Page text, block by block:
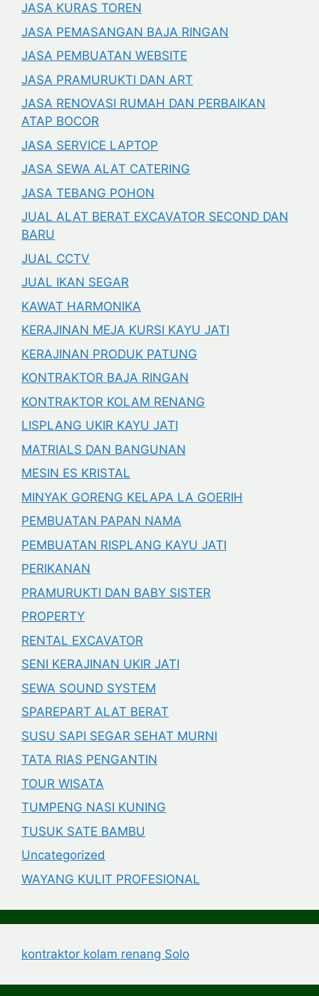
JASA KURAS TOREN
JASA PEMASANGAN BAJA RINGAN
JASA PEMBUATAN WEBSITE
JASA PRAMURUKTI DAN ART
JASA RENOVASI RUMAH DAN PERBAIKAN
ATAP BOCOR
JASA SERVICE LAPTOP
JASA SEWA ALAT CATERING
JASA TEBANG POHON
JUAL ALAT BERAT EXCAVATOR SECOND DAN
BARU
JUAL CCTV
JUAL IKAN SEGAR
KAWAT HARMONIKA
KERAJINAN MEJA KURSI KAYU JATI
KERAJINAN PRODUK PATUNG
KONTRAKTOR BAJA RINGAN
KONTRAKTOR KOLAM RENANG
LISPLANG UKIR KAYU JATI
MATRIALS DAN BANGUNAN
MESIN ES KRISTAL
MINYAK GORENG KELAPA LA GOERIH
PEMBUATAN PAPAN NAMA
PEMBUATAN RISPLANG KAYU JATI
PERIKANAN
PRAMURUKTI DAN BABY SISTER
PROPERTY
RENTAL EXCAVATOR
SENI KERAJINAN UKIR JATI
SEWA SOUND SYSTEM
SPAREPART ALAT BERAT
SUSU SAPI SEGAR SEHAT MURNI
TATA RIAS PENGANTIN
TOUR WISATA
TUMPENG NASI KUNING
TUSUK SATE BAMBU
Uncategorized
WAYANG KULIT PROFESIONAL
kontraktor kolam renang Solo